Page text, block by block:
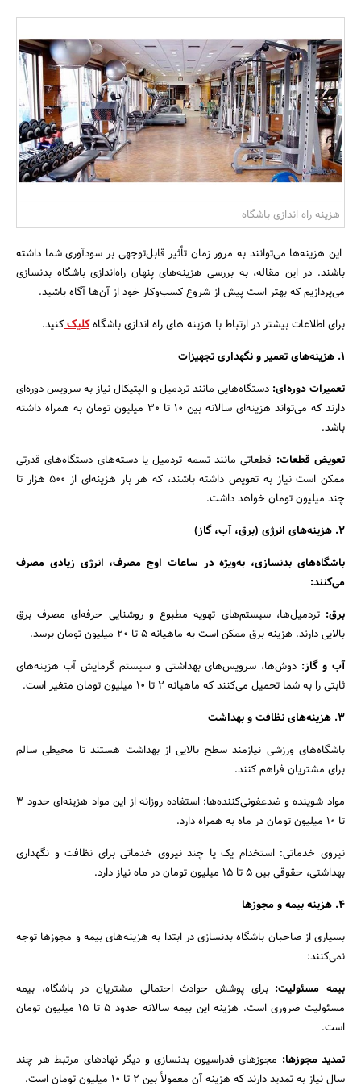
بانک، بیمه و سرمایه
مسکن و ساختمان
هزینه راه اندازی باشگاه
این هزینه‌ها می‌توانند به مرور زمان تأثیر قابل‌توجهی بر سودآوری شما داشته
باشند. در این مقاله، به بررسی هزینه‌های پنهان راه‌اندازی باشگاه بدنسازی
می‌پردازیم که بهتر است پیش از شروع کسب‌وکار خود از آن‌ها آگاه باشید.
برای اطلاعات بیشتر در ارتباط با هزینه های راه اندازی باشگاهکلیککنید.
۱. هزینه‌های تعمیر و نگهداری تجهیزات
تعمیرات دوره‌ای: دستگاه‌هایی مانند تردمیل و الپتیکال نیاز به سرویس دوره‌ای
دارند که می‌تواند هزینه‌ای سالانه بین ۱۰ تا ۳۰ میلیون تومان به همراه داشته
باشد.
تعویض قطعات: قطعاتی مانند تسمه تردمیل یا دسته‌های دستگاه‌های قدرتی
ممکن است نیاز به تعویض داشته باشند، که هر بار هزینه‌ای از ۵۰۰ هزار تا
چند میلیون تومان خواهد داشت.
۲. هزینه‌های انرژی (برق، آب، گاز)
باشگاه‌های بدنسازی، به‌ویژه در ساعات اوج مصرف، انرژی زیادی مصرف
می‌کنند:
برق:تردمیل‌ها، سیستم‌های تهویه مطبوع و روشنایی حرفه‌ای مصرف برق
بالایی دارند. هزینه برق ممکن است به ماهیانه ۵ تا ۲۰ میلیون تومان برسد.
آب و گاز: دوش‌ها، سرویس‌های بهداشتی و سیستم گرمایش آب هزینه‌های
ثابتی را به شما تحمیل می‌کنند که ماهیانه ۲ تا ۱۰ میلیون تومان متغیر است.
۳. هزینه‌های نظافت و بهداشت
باشگاه‌های ورزشی نیازمند سطح بالایی از بهداشت هستند تا محیطی سالم
برای مشتریان فراهم کنند.
مواد شوینده و ضدعفونی‌کننده‌ها: استفاده روزانه از این مواد هزینه‌ای حدود ۳
تا ۱۰ میلیون تومان در ماه به همراه دارد.
نیروی خدماتی: استخدام یک یا چند نیروی خدماتی برای نظافت و نگهداری
بهداشتی، حقوقی بین ۵ تا ۱۵ میلیون تومان در ماه نیاز دارد.
۴. هزینه بیمه و مجوزها
بسیاری از صاحبان باشگاه بدنسازی در ابتدا به هزینه‌های بیمه و مجوزها توجه
نمی‌کنند:
بیمه مسئولیت:برای پوشش حوادث احتمالی مشتریان در باشگاه، بیمه
مسئولیت ضروری است. هزینه این بیمه سالانه حدود ۵ تا ۱۵ میلیون تومان
است.
تمدید مجوزها: مجوزهای فدراسیون بدنسازی و دیگر نهادهای مرتبط هر چند
سال نیاز به تمدید دارند که هزینه آن معمولاً بین ۲ تا ۱۰ میلیون تومان است.